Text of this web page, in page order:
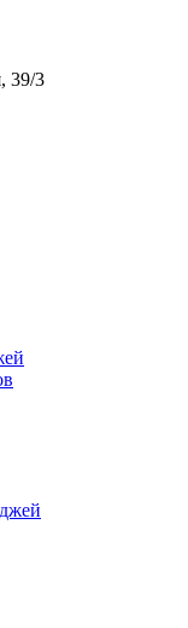
39/3